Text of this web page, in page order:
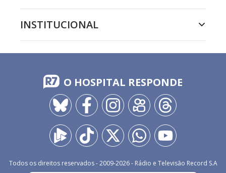
INSTITUCIONAL
O HOSPITAL RESPONDE
Todos os direitos reservados - 2009-2026- Rádio e Televisão Record S.A